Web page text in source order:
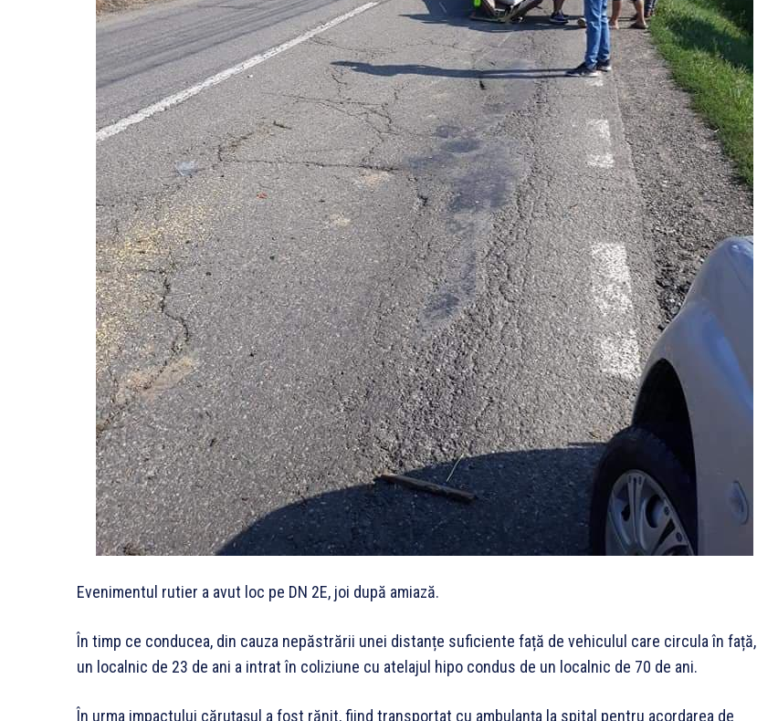
Evenimentul rutier a avut loc pe DN 2E, joi după amiază.
În timp ce conducea, din cauza nepăstrării unei distanțe suficiente față de vehiculul care circula în față,
un localnic de 23 de ani a intrat în coliziune cu atelajul hipo condus de un localnic de 70 de ani.
În urma impactului căruţaşul a fost rănit, fiind transportat cu ambulanţa la spital pentru acordarea de